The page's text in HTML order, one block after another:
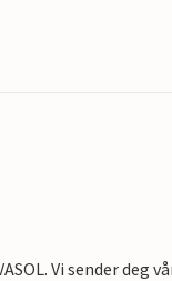
Vi sender deg